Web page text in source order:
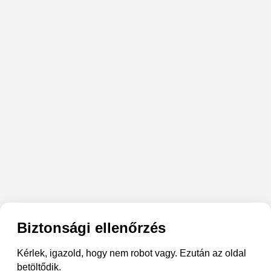
Biztonsági ellenőrzés
Kérlek, igazold, hogy nem robot vagy. Ezután az oldal
betöltődik.